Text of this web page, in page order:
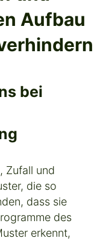
Aufbau
bei
Zufall und
die so
dass sie
des
erkennt,